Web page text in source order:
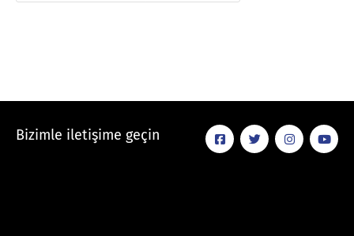
Bizimle iletişime geçin